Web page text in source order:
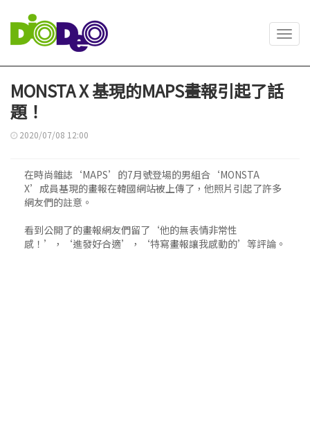
MONSTA X 基現的MAPS畫報引起了話
題！
2020/07/08 12:00
在時尚雜誌‘MAPS’的7月號登場的男組合‘MONSTA
X’成員基現的畫報在韓國網站被上傳了，他照片引起了許多
網友們的註意。
看到公開了的畫報網友們留了‘他的無表情非常性
感！’，‘進發好合適’，‘特寫畫報讓我感動的’等評論。